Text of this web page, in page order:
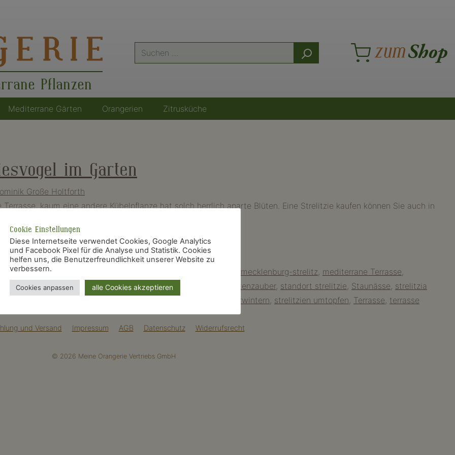
Pflanzen
Suche
nach:
Mediterrane Gärten Orangerien Zitrusküche
im Garten
Große Holtforth
kaum eine andere Kübelpflanze hat solch herrlich aparte Blüten. Eine Strelitzie kaufen können Sie auch in
richtig pflegen und überwintern. […]
gestalten,bananenstaude mecklenburg-strelitz, mediterrane Terrasse,
,pflanze pflegen,pflanze überwintern plantas blütenzauber, standort strelitzie, Staunässe, strelitzia
düngen strelitzien überwintern, strelitzien umtopfen, Terrasse, terrasse
und Versand Impressum AGB Datenschutz Widerrufsrecht
© 2026 Meine Orangerie Vertriebs GmbH
Cookie Einstellungen
Diese Internetseite verwendet Cookies, Google Analytics
und Facebook Pixel für die Analyse und Statistik. Cookies
helfen uns, die Benutzerfreundlichkeit unserer Website zu
verbessern.
Cookies anpassen alle Cookies akzeptieren